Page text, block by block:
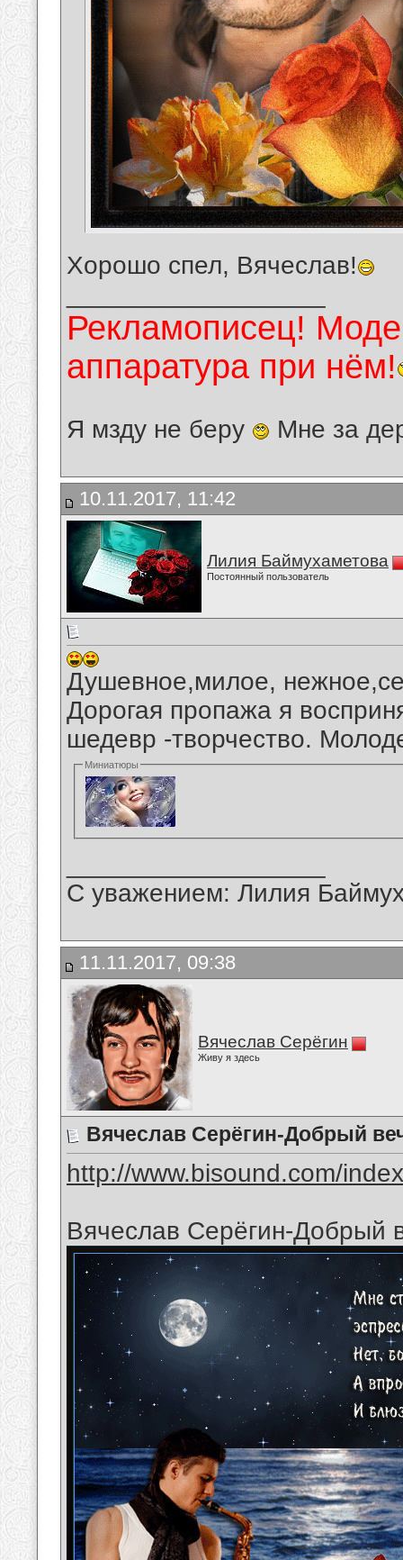
Хорошо спел, Вячеслав!
Рекламописец!
аппаратура при нём!
Я мзду не беру Мне за
10.11.2017, 11:42
Лилия Баймухаметова
Постоянный пользователь
Душевное,милое,
Дорогая пропажа я
шедевр -творчество.
Миниатюры
С уважением: Лилия
11.11.2017, 09:38
Вячеслав Серёгин
Живу я здесь
Вячеслав Серёгин-Добрый
http://www.bisound.com/
Вячеслав Серёгин-Добрый